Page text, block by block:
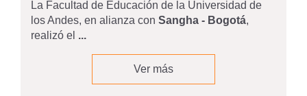
La Facultad de Educación de la Universidad de
los Andes, en alianza con Sangha - Bogotá,
realizó el ...
Ver más